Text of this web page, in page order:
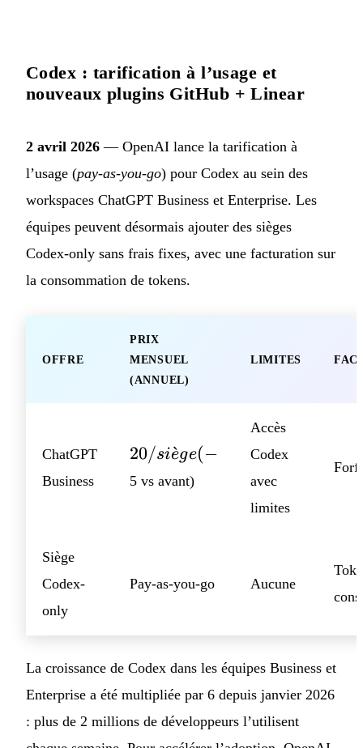
Codex : tarification à l’usage et
nouveaux plugins GitHub + Linear
2 avril 2026 — OpenAI lance la tarification à
l’usage (pay-as-you-go) pour Codex au sein des
workspaces ChatGPT Business et Enterprise. Les
équipes peuvent désormais ajouter des sièges
Codex-only sans frais fixes, avec une facturation sur
la consommation de tokens.
OFFRE
PRIX
MENSUEL
(ANNUEL)
LIMITES
ChatGPT
Business
20/siège
(-
20/sie
ˋge(−
5 vs avant)
Accès
Codex
avec
limites
Siège
Codex-
only
Pay-as-you-go Aucune
La croissance de Codex dans les équipes Business et
Enterprise a été multipliée par 6 depuis janvier 2026
: plus de 2 millions de développeurs l’utilisent